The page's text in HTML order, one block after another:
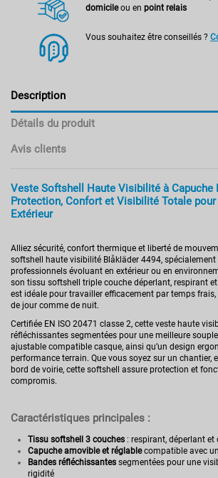
domicileou en point relais
Vous souhaitez être conseillés ?
Description
Détails du produit
Avis clients
Veste Softshell Haute Visibilité à Capuche
Protection, Confort et Visibilité Totale pour
Extérieur
Alliez sécurité, confort thermique et liberté de
softshell haute visibilité Blåkläder 4494, spécialement
professionnels évoluant en extérieur ou en
son tissu softshell triple couche déperlant, respirant
est idéale pour travailler efficacement par temps
de jour comme de nuit.
Certifiée EN ISO 20471 classe 2, cette veste haute
réfléchissantes segmentées pour une meilleure
ajustable compatible casque, ainsi qu’un design
performance terrain. Que vous soyez sur un chantier,
bord de voirie, cette softshell assure protection et
compromis.
Caractéristiques principales :
Tissu softshell 3 couches : respirant, déperlant et
Capuche amovible et réglablecompatible avec
Bandes réfléchissantes segmentées pour une
rigidité